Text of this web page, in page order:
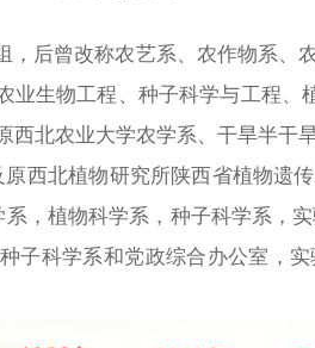
后曾改称农艺系、农作物系、
生物工程、种子科学与工程
北农业大学农学系、干旱半
西北植物研究所陕西省植物遗
，植物科学系，种子科学系，
子科学系和党政综合办公室，